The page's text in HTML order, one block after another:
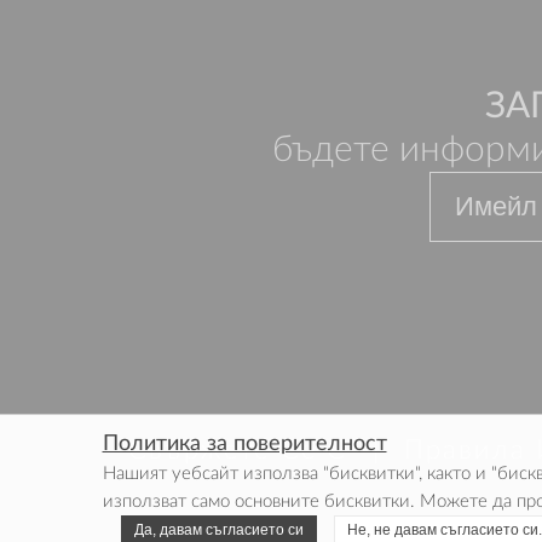
бъдете
Свържете Се С
Политика за поверителност
Нашият уебсайт използва "бисквитки", както и
използват само основните бисквитки. Можете да
Да, давам съгласието си Не, не давам съгласието си.